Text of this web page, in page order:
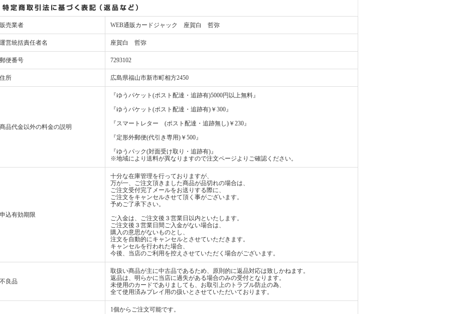
販売業者 WEB通販カードジャック 座賀白 哲弥
運営統括責任者名 座賀白 哲弥
郵便番号 7293102
住所 広島県福山市新市町相方2450
商品代金以外の料金の説明
『ゆうパケット(ポスト配達・追跡有)5000円以上無料』
『ゆうパケット(ポスト配達・追跡有)￥300』
『スマートレター (ポスト配達・追跡無し)￥230』
『定形外郵便(代引き専用)￥500』
『ゆうパック(対面受け取り・追跡有)』
※地域により送料が異なりますので注文ページよりご確認ください。
申込有効期限
十分な在庫管理を行っておりますが、
万が一、ご注文頂きました商品が品切れの場合は、
ご注文受付完了メールをお送りする際に、
ご注文をキャンセルさせて頂く事がございます。
予めご了承下さい。
ご入金は、ご注文後３営業日以内といたします。
ご注文後３営業日間ご入金がない場合は、
購入の意思がないものとし、
注文を自動的にキャンセルとさせていただきます。
キャンセルを行われた場合、
今後、当店のご利用を控えさせていただく場合がございます。
不良品
取扱い商品が主に中古品であるため、原則的に返品対応は致しかねます。
返品は、明らかに当店に過失がある場合のみの受付となります。
未使用のカードでありましても、お取引上のトラブル防止の為、
全て使用済みプレイ用の扱いとさせていただいております。
1個からご注文可能です。